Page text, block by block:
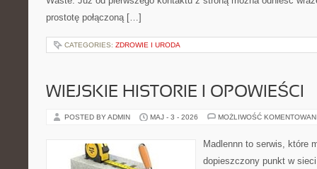
prostotę połączoną […]
CATEGORIES: ZDROWIE I URODA
WIEJSKIE HISTORIE I OPOWIEŚCI
POSTED BY ADMIN MAJ - 3 - 2026 MOŻLIWOŚĆ
Madlennn to serwis, które
dopieszczony punkt w